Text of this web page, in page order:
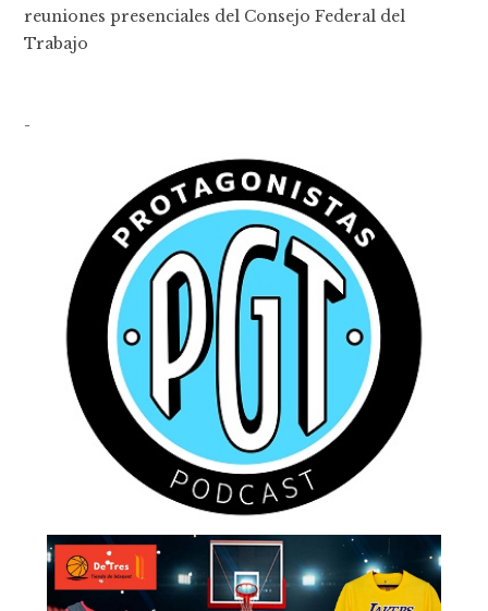
reuniones presenciales del Consejo Federal del
Trabajo
-